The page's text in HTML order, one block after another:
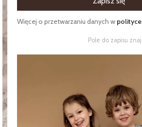
Więcej o przetwarzaniu danych w
Pole do zapisu